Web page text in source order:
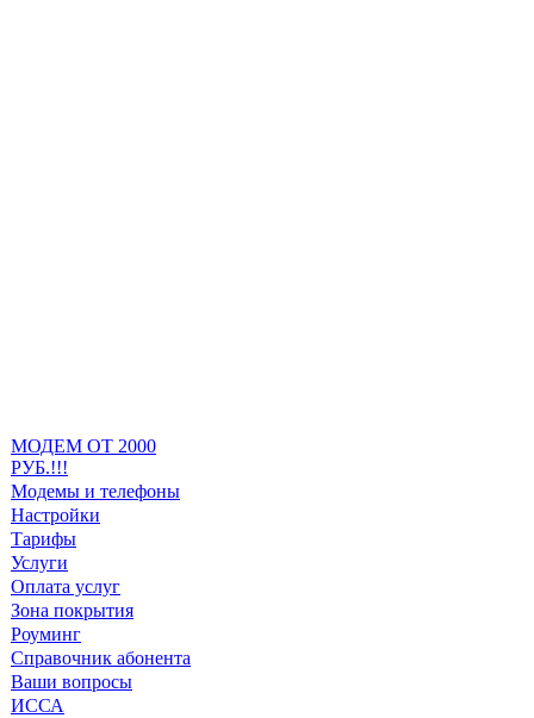
МОДЕМ ОТ 2000
РУБ.!!!
Модемы и телефоны
Настройки
Тарифы
Услуги
Оплата услуг
Зона покрытия
Роуминг
Справочник абонента
Ваши вопросы
ИССА